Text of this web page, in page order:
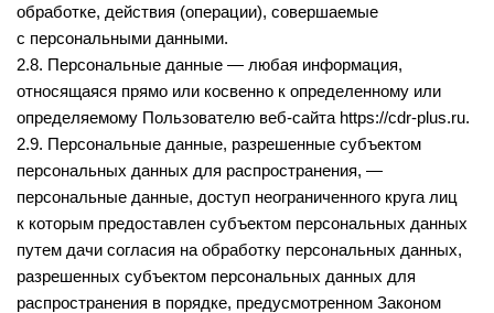
обработке, действия (операции), совершаемые
с персональными данными.
2.8. Персональные данные — любая информация,
относящаяся прямо или косвенно к определенному или
определяемому Пользователю веб-сайта https://cdr-plus.ru.
2.9. Персональные данные, разрешенные субъектом
персональных данных для распространения, —
персональные данные, доступ неограниченного круга лиц
к которым предоставлен субъектом персональных данных
путем дачи согласия на обработку персональных данных,
разрешенных субъектом персональных данных для
распространения в порядке, предусмотренном Законом